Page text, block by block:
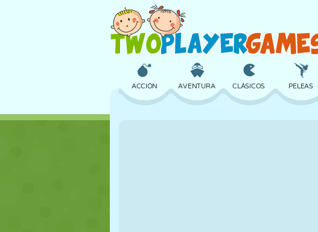
ACCIÓN AVENTURA CLÁSICOS PELEAS